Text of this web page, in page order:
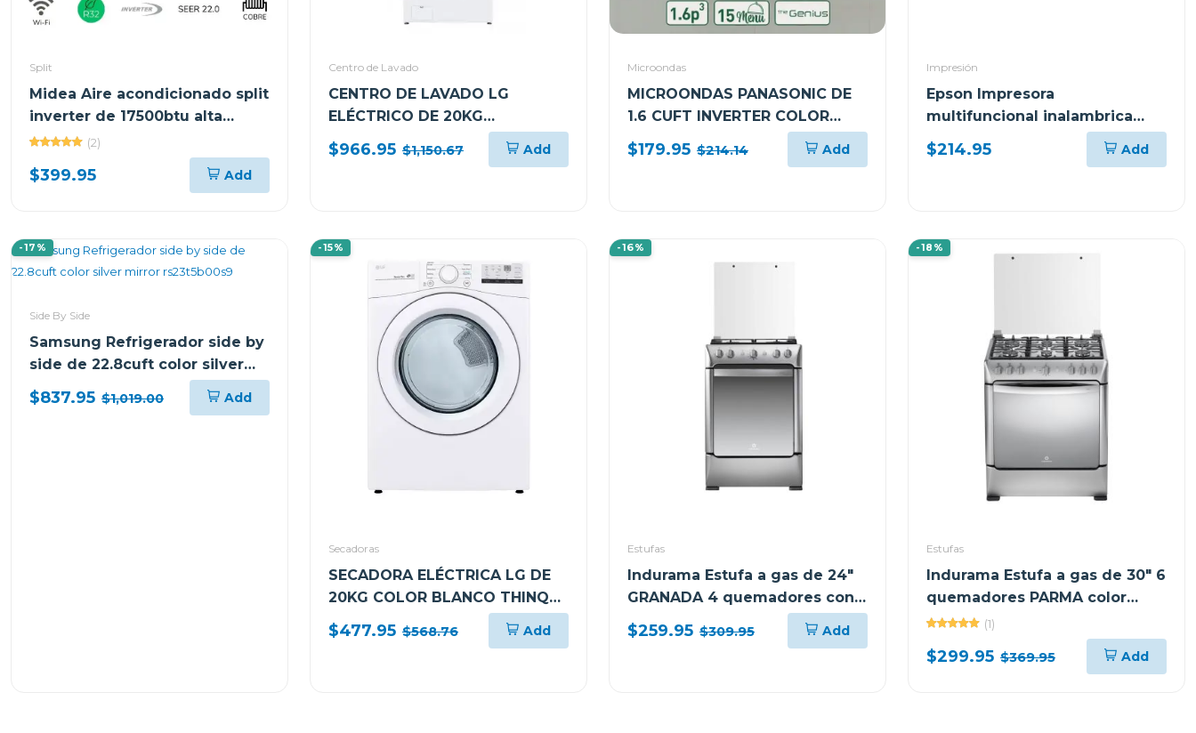
Split
Midea Aire acondicionado split
inverter de 17500btu alta
eficiencia 18cfn8ce
(2)
$399.95 Add
Centro de Lavado
CENTRO DE LAVADO LG
ELÉCTRICO DE 20KG
WM20/DF20
$966.95 $1,150.67 Add
Microondas
MICROONDAS PANASONIC DE
1.6 CUFT INVERTER COLOR
GRIS NNST76LSRPH
$179.95 $214.14 Add
Impresión
Epson Impresora
multifuncional inalambrica
ecotank 3250
$214.95 Add
-17%
Side By Side
Samsung Refrigerador side by
side de 22.8cuft color silver
mirror rs23t5b00s9
$837.95 $1,019.00 Add
-15%
Secadoras
SECADORA ELÉCTRICA LG DE
20KG COLOR BLANCO THINQ
DF20WV2EW
$477.95 $568.76 Add
-16%
Estufas
Indurama Estufa a gas de 24"
GRANADA 4 quemadores con
tapa de vidrio línea zafiro
$259.95 $309.95 Add
-18%
Estufas
Indurama Estufa a gas de 30" 6
quemadores PARMA color
acero línea zafiro
(1)
$299.95 $369.95 Add